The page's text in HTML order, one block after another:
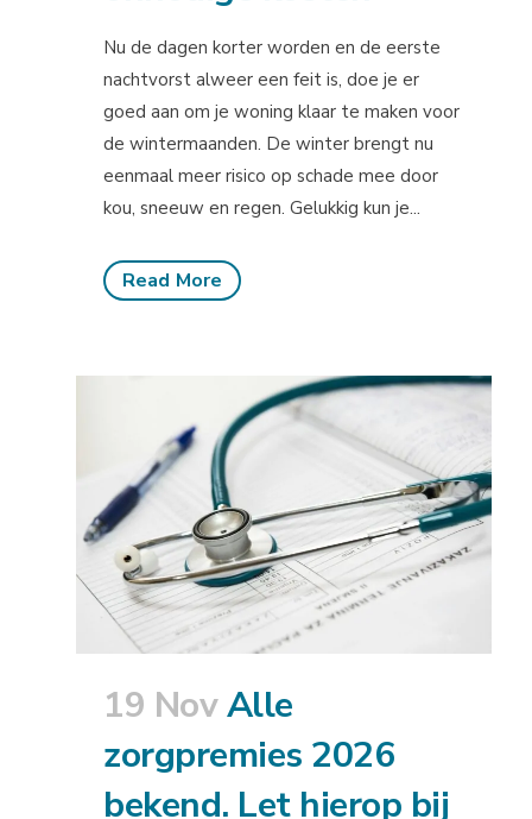
Nu de dagen korter worden en de eerste
nachtvorst alweer een feit is, doe je er
goed aan om je woning klaar te maken voor
de wintermaanden. De winter brengt nu
eenmaal meer risico op schade mee door
kou, sneeuw en regen. Gelukkig kun je...
Read More
19 NovAlle
zorgpremies 2026
bekend. Let hierop bij